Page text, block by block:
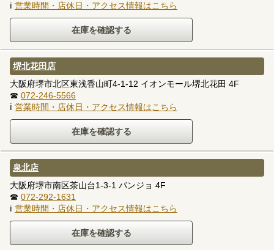
ℹ 営業時間・店休日・アクセス情報はこちら
堺北花田店
大阪府堺市北区東浅香山町4-1-12 イオンモール堺北花田 4F
☎ 072-246-5566
ℹ 営業時間・店休日・アクセス情報はこちら
泉北店
大阪府堺市南区茶山台1-3-1 パンジョ 4F
☎ 072-292-1631
ℹ 営業時間・店休日・アクセス情報はこちら